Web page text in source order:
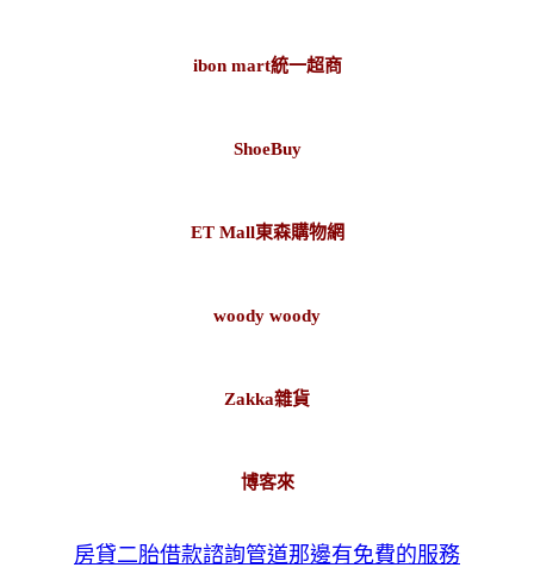
ibon mart統一超商
ShoeBuy
ET Mall東森購物網
woody woody
Zakka雜貨
博客來
房貸二胎借款諮詢管道那邊有免費的服務